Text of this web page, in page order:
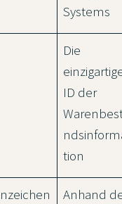
Systems
Die
ID der
tion
Anhand